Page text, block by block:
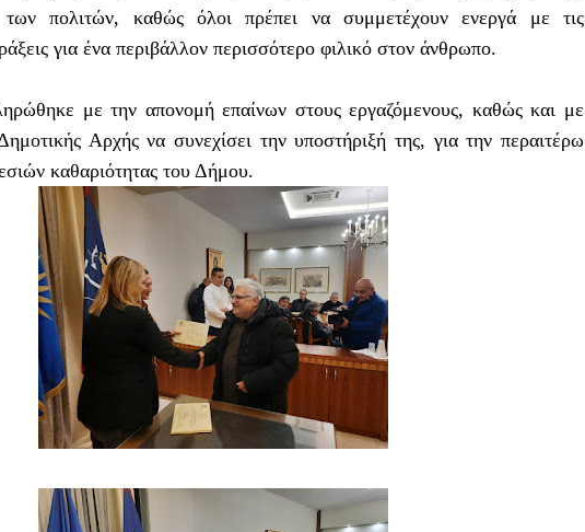
των πολιτών, καθώς όλοι πρέπει να συμμετέχουν ενεργά με τις
για ένα περιβάλλον περισσότερο φιλικό στον άνθρωπο.
με την απονομή επαίνων στους εργαζόμενους, καθώς και με
Αρχής να συνεχίσει την υποστήριξή της, για την περαιτέρω
καθαριότητας του Δήμου.